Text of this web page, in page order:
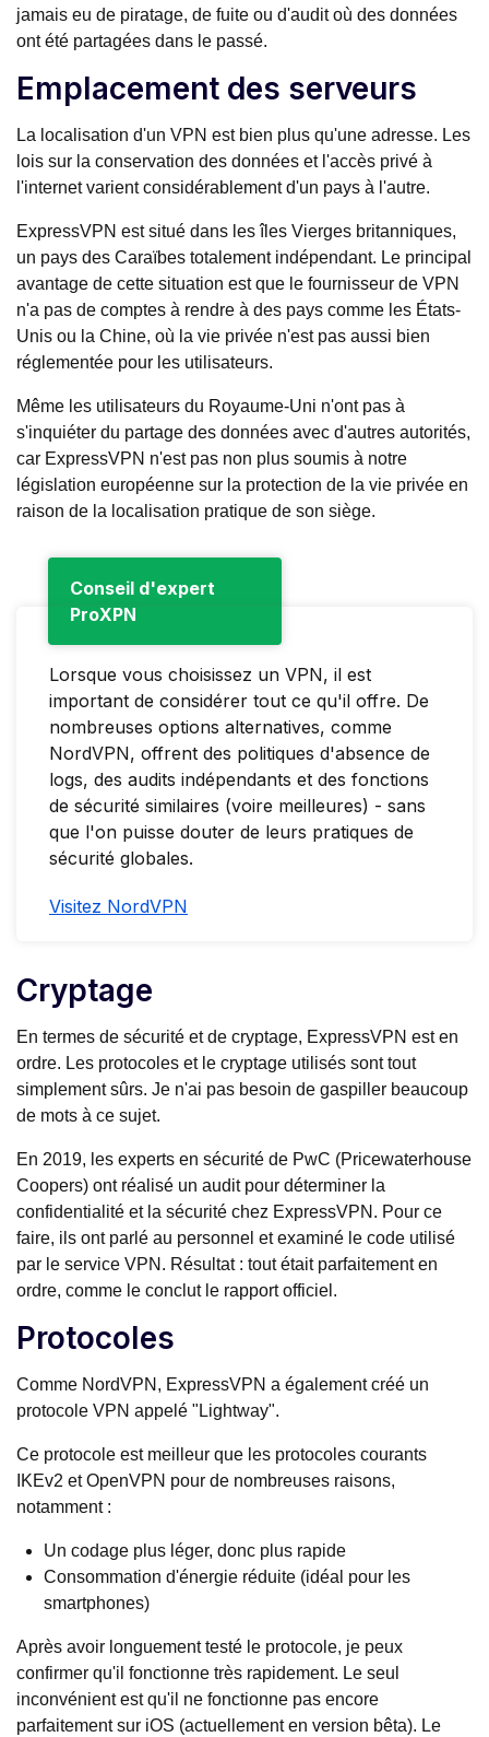
jamais eu de piratage, de fuite ou d'audit où des données
ont été partagées dans le passé.
Emplacement des serveurs
La localisation d'un VPN est bien plus qu'une adresse. Les
lois sur la conservation des données et l'accès privé à
l'internet varient considérablement d'un pays à l'autre.
ExpressVPN est situé dans les îles Vierges britanniques,
un pays des Caraïbes totalement indépendant. Le principal
avantage de cette situation est que le fournisseur de VPN
n'a pas de comptes à rendre à des pays comme les États-
Unis ou la Chine, où la vie privée n'est pas aussi bien
réglementée pour les utilisateurs.
Même les utilisateurs du Royaume-Uni n'ont pas à
s'inquiéter du partage des données avec d'autres autorités,
car ExpressVPN n'est pas non plus soumis à notre
législation européenne sur la protection de la vie privée en
raison de la localisation pratique de son siège.
Conseil d'expert
ProXPN
Lorsque vous choisissez un VPN, il est
important de considérer tout ce qu'il offre. De
nombreuses options alternatives, comme
NordVPN, offrent des politiques d'absence de
logs, des audits indépendants et des fonctions
de sécurité similaires (voire meilleures) - sans
que l'on puisse douter de leurs pratiques de
sécurité globales.
Visitez NordVPN
Cryptage
En termes de sécurité et de cryptage, ExpressVPN est en
ordre. Les protocoles et le cryptage utilisés sont tout
simplement sûrs. Je n'ai pas besoin de gaspiller beaucoup
de mots à ce sujet.
En 2019, les experts en sécurité de PwC (Pricewaterhouse
Coopers) ont réalisé un audit pour déterminer la
confidentialité et la sécurité chez ExpressVPN. Pour ce
faire, ils ont parlé au personnel et examiné le code utilisé
par le service VPN. Résultat : tout était parfaitement en
ordre, comme le conclut le rapport officiel.
Protocoles
Comme NordVPN, ExpressVPN a également créé un
protocole VPN appelé "Lightway".
Ce protocole est meilleur que les protocoles courants
IKEv2 et OpenVPN pour de nombreuses raisons,
notamment :
Un codage plus léger, donc plus rapide
Consommation d'énergie réduite (idéal pour les
smartphones)
Après avoir longuement testé le protocole, je peux
confirmer qu'il fonctionne très rapidement. Le seul
inconvénient est qu'il ne fonctionne pas encore
parfaitement sur iOS (actuellement en version bêta). Le